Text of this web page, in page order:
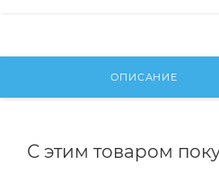
ОПИСАНИЕ
С этим товаром